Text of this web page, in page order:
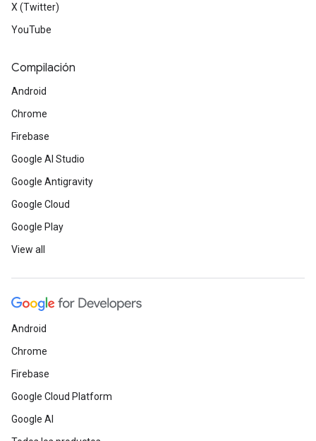
X (Twitter)
YouTube
Compilación
Android
Chrome
Firebase
Google AI Studio
Google Antigravity
Google Cloud
Google Play
View all
Android
Chrome
Firebase
Google Cloud Platform
Google AI